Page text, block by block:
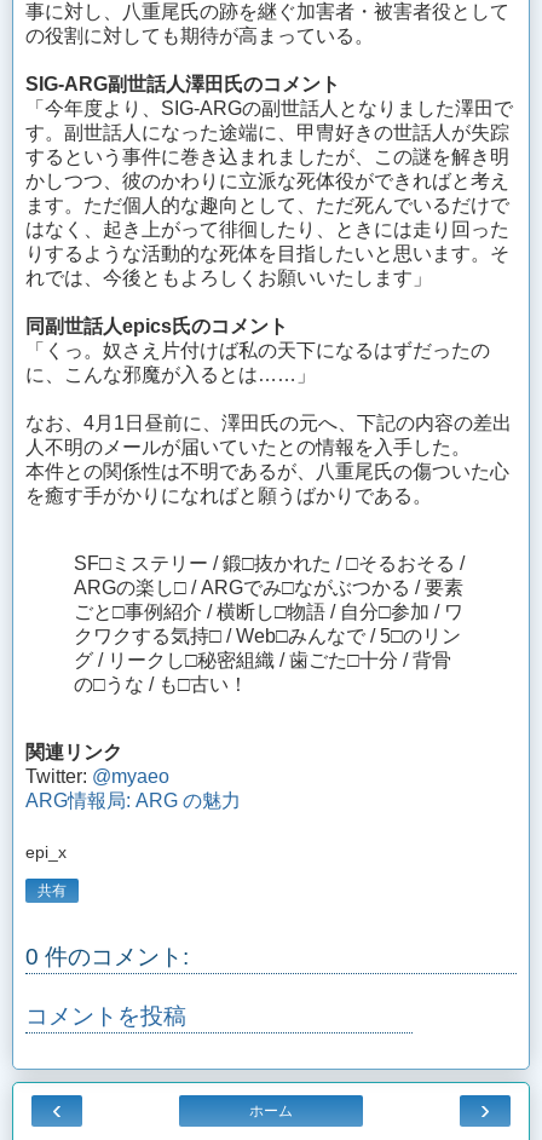
事に対し、八重尾氏の跡を継ぐ加害者・被害者役として
の役割に対しても期待が高まっている。
SIG-ARG副世話人澤田氏のコメント
「今年度より、SIG-ARGの副世話人となりました澤田で
す。副世話人になった途端に、甲冑好きの世話人が失踪
するという事件に巻き込まれましたが、この謎を解き明
かしつつ、彼のかわりに立派な死体役ができればと考え
ます。ただ個人的な趣向として、ただ死んでいるだけで
はなく、起き上がって徘徊したり、ときには走り回った
りするような活動的な死体を目指したいと思います。そ
れでは、今後ともよろしくお願いいたします」
同副世話人epics氏のコメント
「くっ。奴さえ片付けば私の天下になるはずだったの
に、こんな邪魔が入るとは……」
なお、4月1日昼前に、澤田氏の元へ、下記の内容の差出
人不明のメールが届いていたとの情報を入手した。
本件との関係性は不明であるが、八重尾氏の傷ついた心
を癒す手がかりになればと願うばかりである。
SF□ミステリー / 鍛□抜かれた / □そるおそる /
ARGの楽し□ / ARGでみ□ながぶつかる / 要素
ごと□事例紹介 / 横断し□物語 / 自分□参加 / ワ
クワクする気持□ / Web□みんなで / 5□のリン
グ / リークし□秘密組織 / 歯ごた□十分 / 背骨
の□うな / も□古い！
関連リンク
Twitter: @myaeo
ARG情報局: ARG の魅力
epi_x
共有
0 件のコメント:
コメントを投稿
‹ ›
ホーム